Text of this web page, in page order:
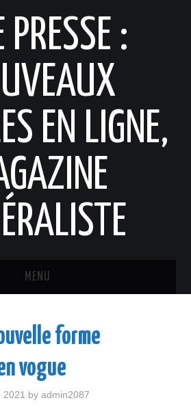
PRESSE :
EN LIGNE,
MENU
forme
vogue
byadmin2087